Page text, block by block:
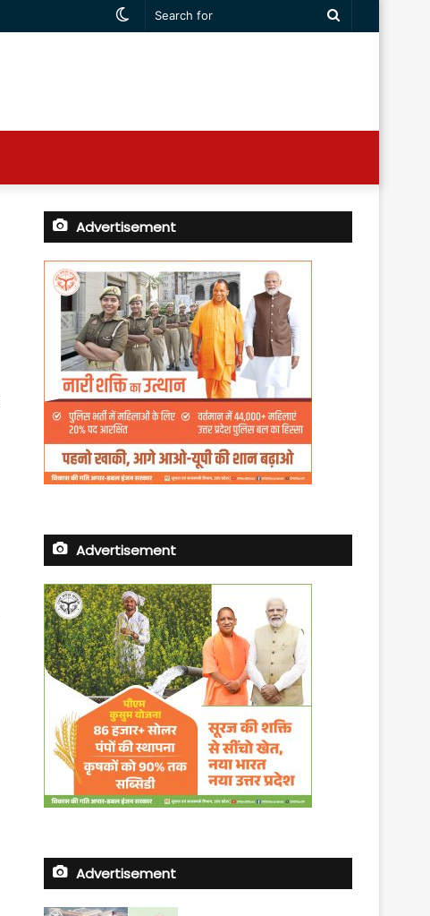
Search
Switch
Advertisement
Advertisement
Advertisement